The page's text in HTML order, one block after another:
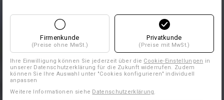
Firmenkunde
(Preise ohne MwSt.)
Privatkunde
(Preise mit MwSt.)
Ihre Einwilligung können Sie jederzeit über die Cookie-Einstellungen in
unserer Datenschutzerklärung für die Zukunft widerrufen. Zudem
können Sie Ihre Auswahl unter "Cookies konfigurieren" individuell
anpassen
Weitere Informationen siehe Datenschutzerklärung